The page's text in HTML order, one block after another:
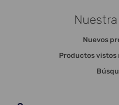
Nuevos
Productos